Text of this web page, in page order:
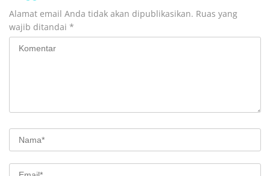
Alamat email Anda tidak akan dipublikasikan. Ruas yang
wajib ditandai *